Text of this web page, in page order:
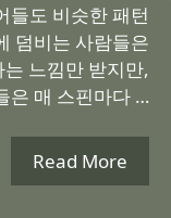
들도 비슷한 패턴
덤비는 사람들은
느낌만 받지만,
은 매 스핀마다 …
Read More